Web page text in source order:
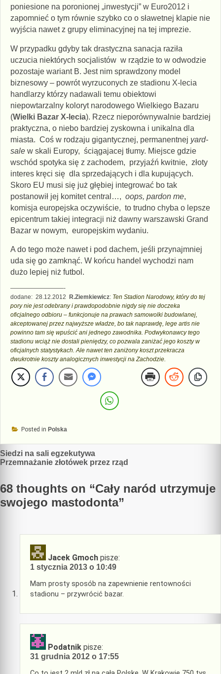
poniesione na poronionej „inwestycji” w Euro2012 i
zapomnieć o tym równie szybko co o sławetnej klapie nie
wyjścia nawet z grupy eliminacyjnej na tej imprezie.
W przypadku gdyby tak drastyczna sanacja raziła
uczucia niektórych socjalistów w rządzie to w odwodzie
pozostaje wariant B. Jest nim sprawdzony model
biznesowy – powrót wyrzuconych ze stadionu X-lecia
handlarzy którzy nadawali temu obiektowi
niepowtarzalny koloryt narodowego Wielkiego Bazaru
(Wielki Bazar X-lecia). Rzecz nieporównywalnie bardziej
praktyczna, o niebo bardziej zyskowna i unikalna dla
miasta. Coś w rodzaju gigantycznej, permanentnej yard-
sale w skali Europy, ściągajacej tłumy. Miejsce gdzie
wschód spotyka się z zachodem, przyjaźń kwitnie, złoty
interes kręci się dla sprzedających i dla kupujących.
Skoro EU musi się już głębiej integrować bo tak
postanowił jej komitet central…, oops, pardon me,
komisja europejska oczywiście, to trudno chyba o lepsze
epicentrum takiej integracji niż dawny warszawski Grand
Bazar w nowym, europejskim wydaniu.
A do tego może nawet i pod dachem, jeśli przynajmniej
uda się go zamknąć. W końcu handel wychodzi nam
dużo lepiej niż futbol.
—————————-
dodane: 28.12.2012
R.Ziemkiewicz: Ten Stadion Narodowy, który do tej
pory nie jest odebrany i prawdopodobnie nigdy się nie doczeka
oficjalnego odbioru – funkcjonuje na prawach samowolki budowlanej,
akceptowanej przez najwyższe władze, bo tak naprawdę, lege artis nie
powinno tam się wpuścić ani jednego zawodnika. Podwykonawcy tego
stadionu wciąż nie dostali pieniędzy, co pozwala zaniżać jego koszty w
oficjalnych statystykach. Ale nawet ten zaniżony koszt przekracza
dwukrotnie koszty analogicznych inwestycji na Zachodzie.
Posted in Polska
Nawigacja
wpisu
Siedzi na sali egzekutywa
Przemnażanie złotówek przez rząd
68 thoughts on “Cały naród utrzymuje
swojego mastodonta”
Jacek Gmoch pisze:
1 stycznia 2013 o 10:49
Mam prosty sposób na zapewnienie rentowności
stadionu – przywrócić bazar.
Podatnik pisze:
31 grudnia 2012 o 17:55